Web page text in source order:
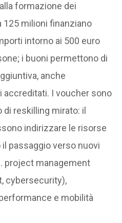
formazione dei
125 milioni finanziano
intorno ai 500 euro
i buoni permettono di
anche
I voucher sono
reskilling mirato: il
indirizzare le risorse
passaggio verso nuovi
project management
cybersecurity),
e mobilità